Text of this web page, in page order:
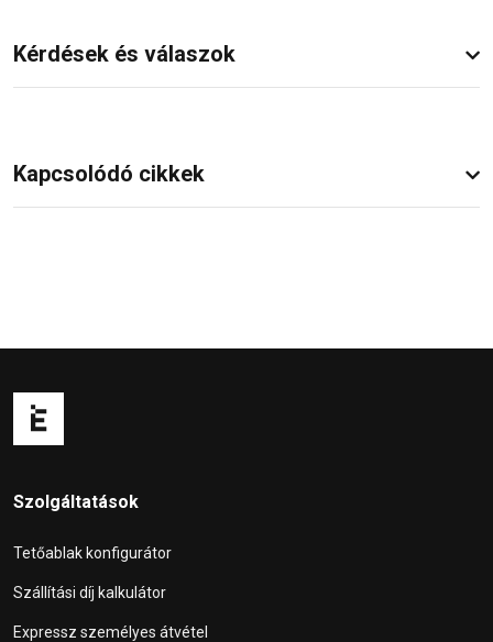
Kérdések és válaszok
Kapcsolódó cikkek
Szolgáltatások
Tetőablak konfigurátor
Szállítási díj kalkulátor
Expressz személyes átvétel